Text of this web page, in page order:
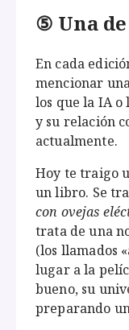
⑤ Una
En cada
mencionar
los que la IA o
y su relación
actualmente.
Hoy te traigo
un libro. Se
con ovejas
trata de una
(los llamados
lugar a la
bueno, su
preparando